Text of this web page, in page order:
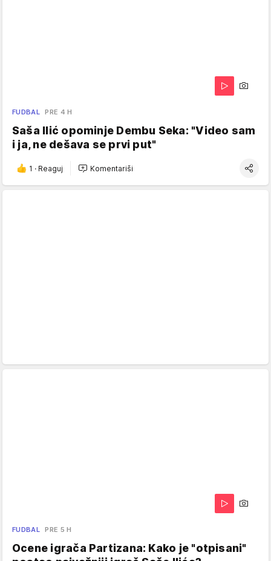
FUDBAL PRE 4 H
Saša Ilić opominje Dembu Seka: "Video sam
i ja, ne dešava se prvi put"
1 · Reaguj Komentariši
FUDBAL PRE 5 H
Ocene igrača Partizana: Kako je "otpisani"